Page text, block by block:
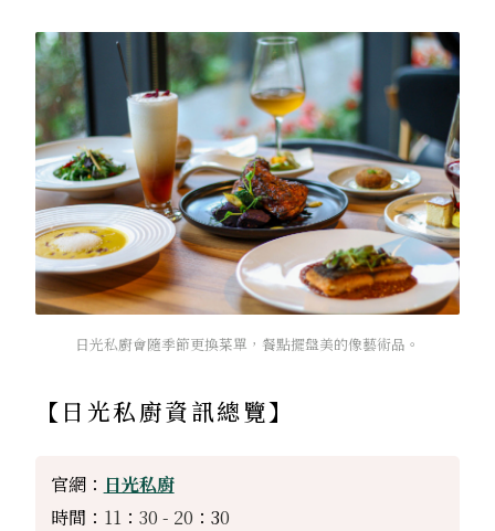
日光私廚會隨季節更換菜單，餐點擺盤美的像藝術品。
【日光私廚資訊總覽】
官網： 日光私廚
時間： 11 ： 30 - 20 ：30